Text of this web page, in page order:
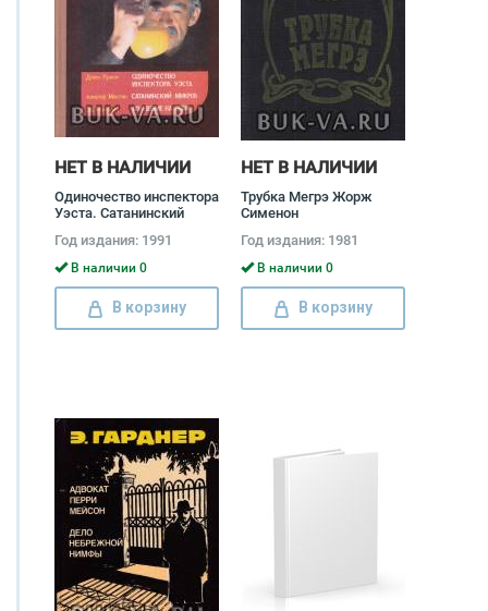
НЕТ В НАЛИЧИИ
Одиночество инспектора
Уэста. Сатанинский
леди
Год издания: 1991
В наличии 0
В корзину
НЕТ В НАЛИЧИИ
Трубка Мегрэ Жорж
Сименон
Год издания: 1981
В наличии 0
В корзину